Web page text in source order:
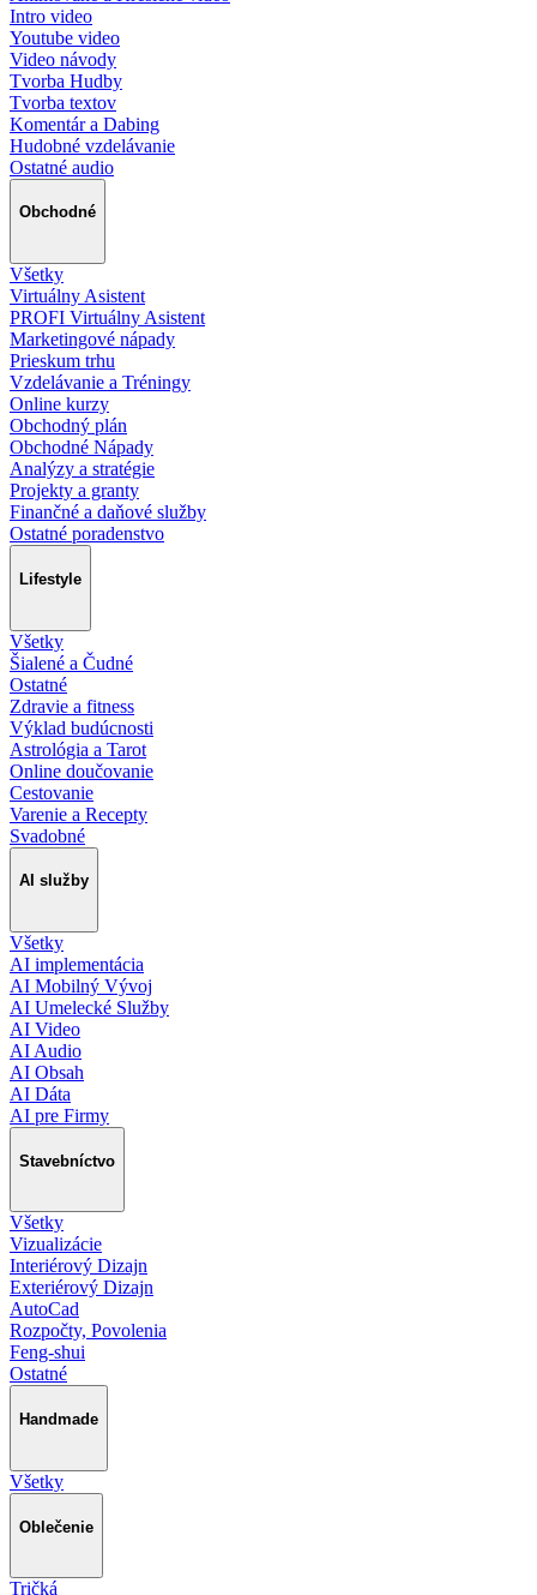
Intro video
Youtube video
Video návody
Tvorba Hudby
Tvorba textov
Komentár a Dabing
Hudobné vzdelávanie
Ostatné audio
Obchodné
Všetky
Virtuálny Asistent
PROFI Virtuálny Asistent
Marketingové nápady
Prieskum trhu
Vzdelávanie a Tréningy
Online kurzy
Obchodný plán
Obchodné Nápady
Analýzy a stratégie
Projekty a granty
Finančné a daňové služby
Ostatné poradenstvo
Lifestyle
Všetky
Šialené a Čudné
Ostatné
Zdravie a fitness
Výklad budúcnosti
Astrológia a Tarot
Online doučovanie
Cestovanie
Varenie a Recepty
Svadobné
AI služby
Všetky
AI implementácia
AI Mobilný Vývoj
AI Umelecké Služby
AI Video
AI Audio
AI Obsah
AI Dáta
AI pre Firmy
Stavebníctvo
Všetky
Vizualizácie
Interiérový Dizajn
Exteriérový Dizajn
AutoCad
Rozpočty, Povolenia
Feng-shui
Ostatné
Handmade
Všetky
Oblečenie
Tričká